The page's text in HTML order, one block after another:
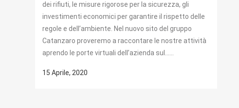
dei rifiuti, le misure rigorose per la sicurezza, gli
investimenti economici per garantire il rispetto delle
regole e dell’ambiente. Nel nuovo sito del gruppo
Catanzaro proveremo a raccontare le nostre attività
aprendo le porte virtuali dell’azienda sul......
15 Aprile, 2020